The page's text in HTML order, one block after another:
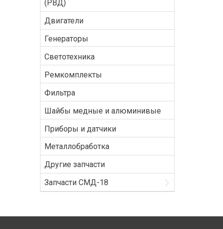
(РВД)
Двигатели
Генераторы
Светотехника
Ремкомплекты
Фильтра
Шайбы медные и алюминивые
Приборы и датчики
Металлобработка
Другие запчасти
Запчасти СМД-18